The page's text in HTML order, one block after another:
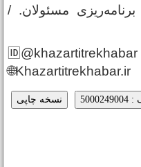
مسئولان. /
🆔@khazartitrekhabar
🌐Khazartitrekhabar.ir
نسخه چاپی